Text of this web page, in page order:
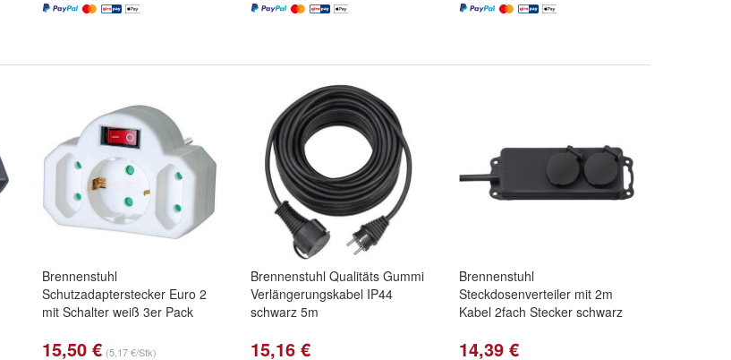
Brennenstuhl
Schutzadapterstecker Euro 2
mit Schalter weiß 3er Pack
15,50 € (5,17 €/Stk)
Brennenstuhl Qualitäts Gummi
Verlängerungskabel IP44
schwarz 5m
15,16 €
Brennenstuhl
Steckdosenverteiler mit 2m
Kabel 2fach Stecker schwarz
14,39 €